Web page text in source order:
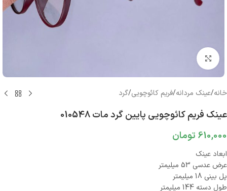
بزرگنمایی تصویر
خانه/عینک مردانه/فریم کائوچویی/گرد
عینک فریم کائوچویی پایین گرد مات 010548
610,000 تومان
ابعاد عینک
عرض عدسی 53 میلیمتر
پل بینی 18 میلیمتر
طول دسته 144 میلیمتر